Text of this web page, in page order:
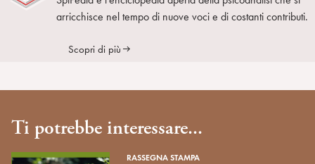
arricchisce nel tempo di nuove voci e di costanti contributi.
Scopri di più
Ti potrebbe interessare...
RASSEGNA STAMPA